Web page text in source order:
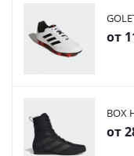
от
BOX
от